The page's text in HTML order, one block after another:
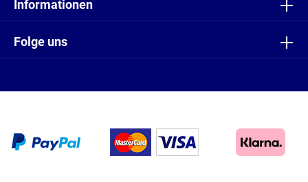
Folge uns
Informationen